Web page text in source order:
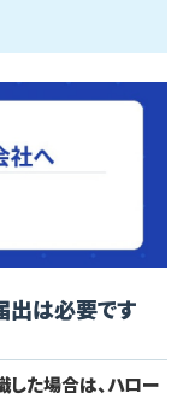
出は必要です
した場合は、ハロー